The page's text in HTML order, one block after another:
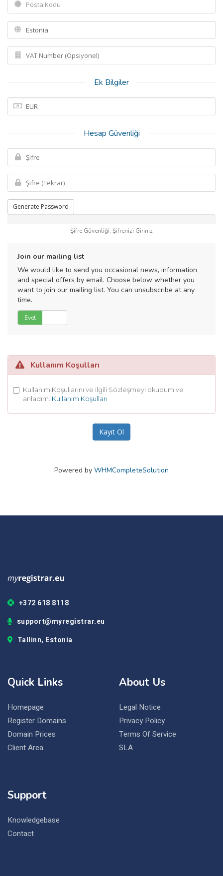
Ek Bilgiler
Hesap Güvenliği
Generate Password
Şifre Güvenliği: Şifrenizi Giriniz
Join our mailing list
We would like to send you occasional news, information
and special offers by email. Choose below whether you
want to join our mailing list. You can unsubscribe at any
time.
Evet
Kullanım Koşulları
Kullanım Koşullarını ve ilgili Sözleşmeyi okudum ve
anladım. Kullanım Koşulları
Powered by WHMCompleteSolution
+372 618 8118
support@myregistrar.eu
Tallinn, Estonia
Quick Links
Homepage
Register Domains
Domain Prices
Client Area
About Us
Legal Notice
Privacy Policy
Terms Of Service
SLA
Support
Knowledgebase
Contact